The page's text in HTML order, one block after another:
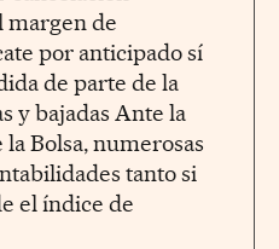
margen de
por anticipado sí
de parte de la
y bajadas Ante la
Bolsa, numerosas
tanto si
el índice de